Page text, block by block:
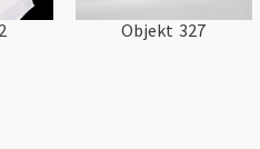
Objekt 327